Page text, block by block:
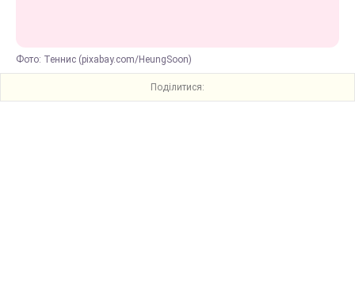
Фото: Теннис (pixabay.com/HeungSoon)
Поділитися: